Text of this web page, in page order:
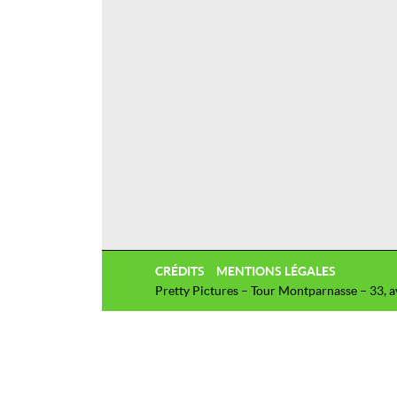
CRÉDITS
MENTIONS LÉGALES
Pretty Pictures – Tour Montparnasse – 33,